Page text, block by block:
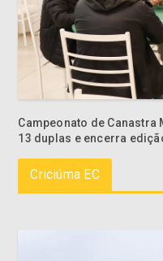
Campeonato de
13 duplas e encerra
Criciúma EC